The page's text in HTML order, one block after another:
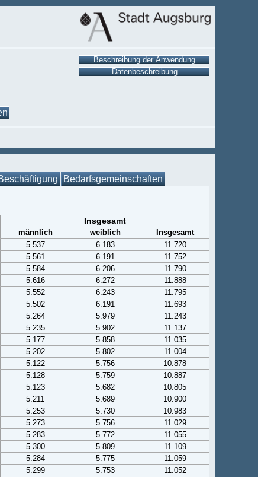
Bedarfsgemeinschaften
Insgesamt
männlich weiblich
Insgesamt
5.537 6.183
11.720
5.561 6.191
11.752
5.584 6.206
11.790
5.616 6.272
11.888
5.552 6.243
11.795
5.502 6.191
11.693
5.264 5.979
11.243
5.235 5.902
11.137
5.177 5.858
11.035
5.202 5.802
11.004
5.122 5.756
10.878
5.128 5.759
10.887
5.123 5.682
10.805
5.211 5.689
10.900
5.253 5.730
10.983
5.273 5.756
11.029
5.283 5.772
11.055
5.300 5.809
11.109
5.284 5.775
11.059
5.299 5.753
11.052